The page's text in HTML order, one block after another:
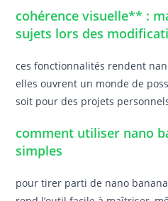
cohérence visuelle** :
sujets lors des
ces fonctionnalités rendent
elles ouvrent un monde de
soit pour des projets
comment utiliser nano
simples
pour tirer parti de nano